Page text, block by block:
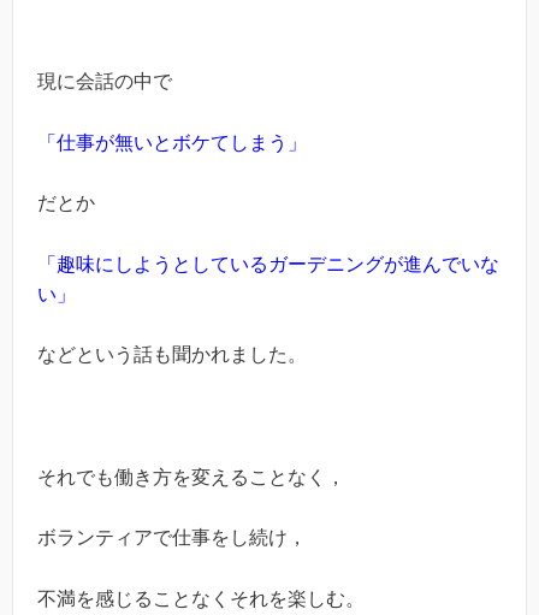
現に会話の中で
「仕事が無いとボケてしまう」
だとか
「趣味にしようとしているガーデニングが進んでいな
い」
などという話も聞かれました。
それでも働き方を変えることなく，
ボランティアで仕事をし続け，
不満を感じることなくそれを楽しむ。